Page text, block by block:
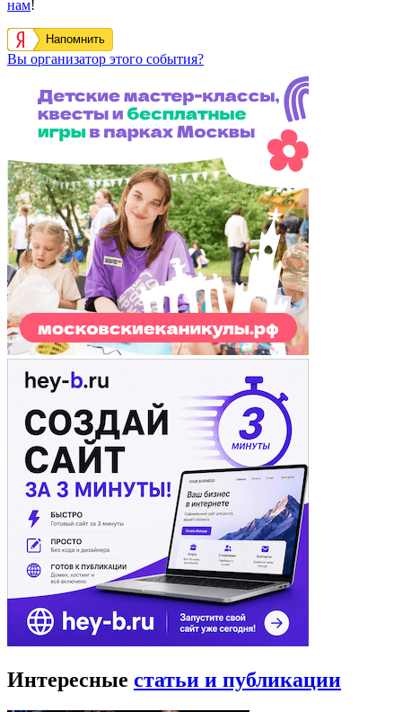
нам!
Напомнить
Вы организатор этого события?
Интересные статьи и публикации